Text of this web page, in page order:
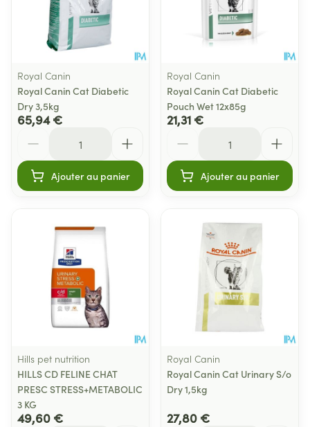
Royal Canin
Royal Canin Cat Diabetic
Dry 3,5kg
65,94 €
Ajouter au panier
Royal Canin
Royal Canin Cat Diabetic
Pouch Wet 12x85g
21,31 €
Ajouter au panier
Hills pet nutrition
HILLS CD FELINE CHAT
PRESC STRESS+METABOLIC
3 KG
49,60 €
Royal Canin
Royal Canin Cat Urinary S/o
Dry 1,5kg
27,80 €